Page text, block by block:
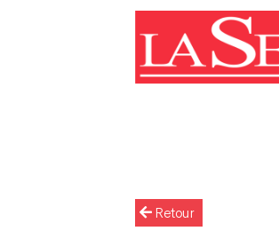
Retour